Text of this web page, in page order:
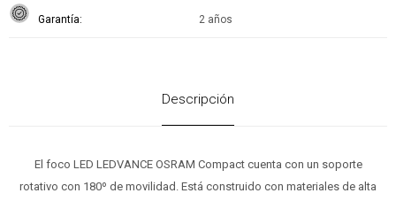
Garantía 2 años
Descripción
El foco LED LEDVANCE OSRAM Compact cuenta con un soporte
rotativo con 180º de movilidad. Está construido con materiales de alta